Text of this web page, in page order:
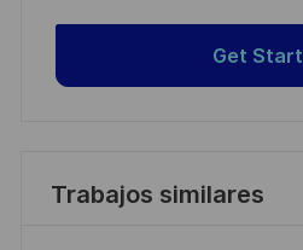
Get
Trabajos similares